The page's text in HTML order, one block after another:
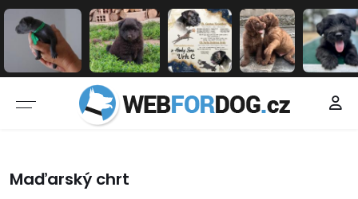
Maďarský chrt